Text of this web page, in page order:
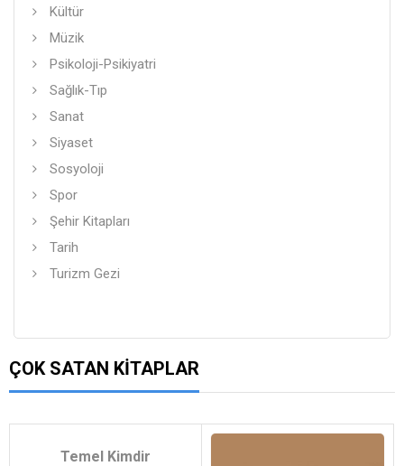
Kültür
Müzik
Psikoloji-Psikiyatri
Sağlık-Tıp
Sanat
Siyaset
Sosyoloji
Spor
Şehir Kitapları
Tarih
Turizm Gezi
ÇOK SATAN KITAPLAR
Temel Kimdir